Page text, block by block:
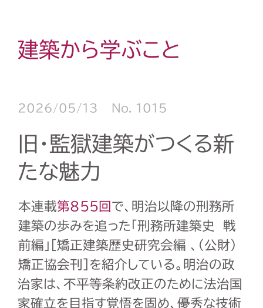
建築から学ぶこと
2026/05/13 No. 1015
旧・監獄建築がつくる新
たな魅力
本連載第855回 で、明治以降の刑務所
建築の歩みを追った「刑務所建築史 戦
前編」[矯正建築歴史研究会編 、（公財）
矯正協会刊]を紹介している。明治の政
治家は、不平等条約改正のために法治国
家確立を目指す覚悟を固め、優秀な技術